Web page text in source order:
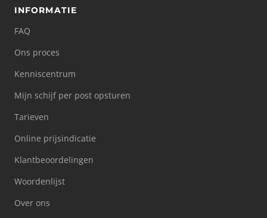
INFORMATIE
FAQ
Ons proces
Kenniscentrum
Mijn schijf per post opsturen
Tarieven
Online prijsindicatie
Klantbeoordelingen
Woordenlijst
Over ons